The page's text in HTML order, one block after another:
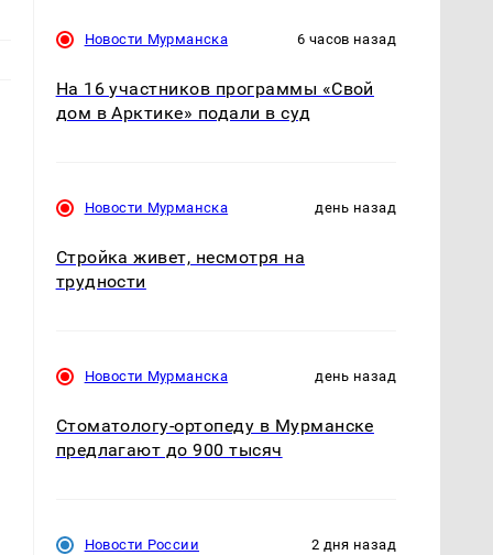
Новости Мурманска 6 часов назад
На 16 участников программы «Свой
дом в Арктике» подали в суд
Новости Мурманска день назад
Стройка живет, несмотря на
трудности
Новости Мурманска день назад
Стоматологу-ортопеду в Мурманске
предлагают до 900 тысяч
Новости России 2 дня назад